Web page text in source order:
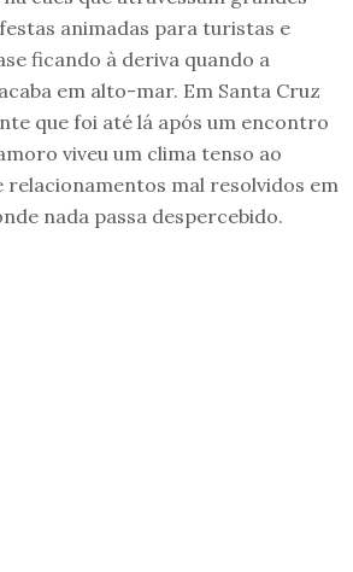
animadas para turistas e
ficando à deriva quando a
em alto-mar. Em Santa Cruz
que foi até lá após um encontro
viveu um clima tenso ao
relacionamentos mal resolvidos em
nada passa despercebido.